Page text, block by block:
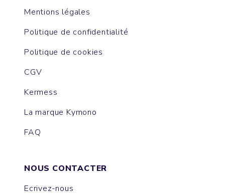
Mentions légales
Politique de confidentialité
Politique de cookies
CGV
Kermess
La marque Kymono
FAQ
NOUS CONTACTER
Ecrivez-nous